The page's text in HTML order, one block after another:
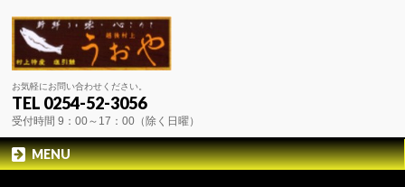
お気軽にお問い合わせください。
TEL 0254-52-3056
受付時間 9：00～17：00（除く日曜）
MENU